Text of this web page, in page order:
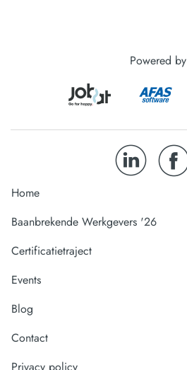
Powered by
Home
Baanbrekende Werkgevers '26
Certificatietraject
Events
Blog
Contact